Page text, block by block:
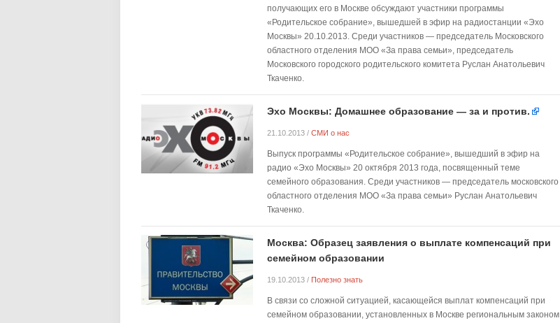
получающих его в Москве обсуждают участники программы
«Родительское собрание», вышедшей в эфир на радиостанции «Эхо
Москвы» 20.10.2013. Среди участников — председатель Московского
областного отделения МОО «За права семьи», председатель
Московского городского родительского комитета Руслан Анатольевич
Ткаченко.
Эхо Москвы: Домашнее образование — за и против.
21.10.2013 / СМИ о нас
Выпуск программы «Родительское собрание», вышедший в эфир на
радио «Эхо Москвы» 20 октября 2013 года, посвященный теме
семейного образования. Среди участников — председатель московского
областного отделения МОО «За права семьи» Руслан Анатольевич
Ткаченко.
Москва: Образец заявления о выплате компенсаций при
семейном образовании
19.10.2013 / Полезно знать
В связи со сложной ситуацией, касающейся выплат компенсаций при
семейном образовании, установленных в Москве региональным законом